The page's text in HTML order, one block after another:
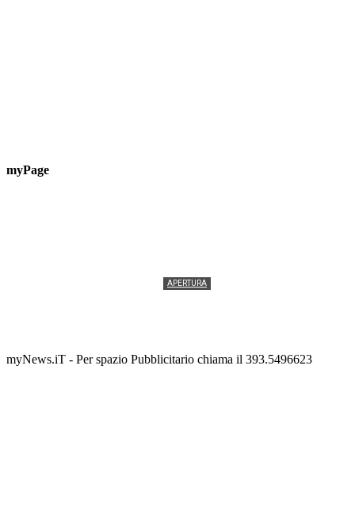
myPage
APERTURA
myNews.iT - Per spazio Pubblicitario chiama il 393.5496623